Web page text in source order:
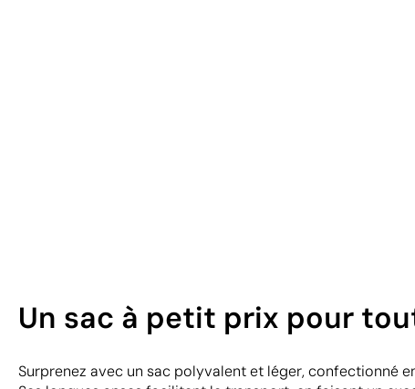
Un sac à petit prix pour
Surprenez avec un sac polyvalent et léger, confectionné